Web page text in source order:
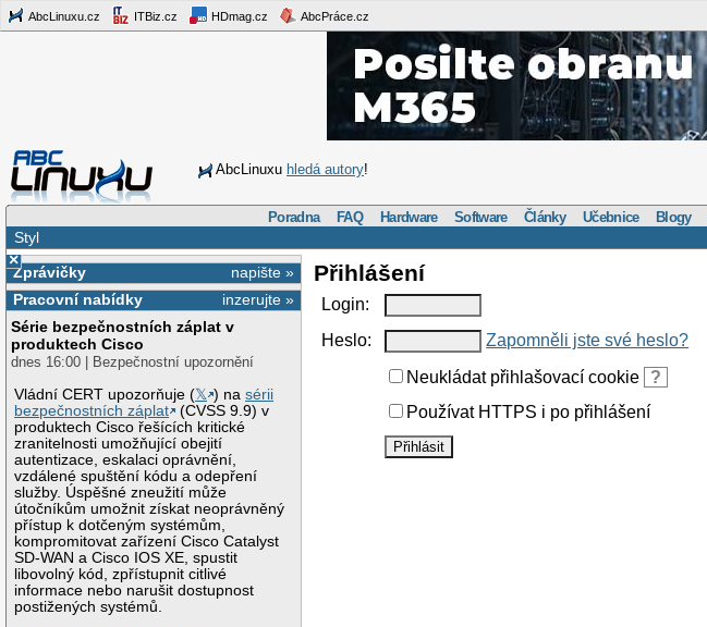
AbcLinuxu.cz ITBiz.cz HDmag.cz AbcPráce.cz
AbcLinuxu hledá autory!
Poradna FAQ Hardware Software Články Učebnice Blogy
Styl
×
napište »
Zprávičky
inzerujte »
Pracovní nabídky
Série bezpečnostních záplat v
produktech Cisco
dnes 16:00 | Bezpečnostní upozornění
Vládní CERT upozorňuje (𝕏 ) nasérii
bezpečnostních záplat
(CVSS 9.9) v
produktech Cisco řešících kritické
zranitelnosti umožňující obejití
autentizace, eskalaci oprávnění,
vzdálené spuštění kódu a odepření
služby. Úspěšné zneužití může
útočníkům umožnit získat neoprávněný
přístup k dotčeným systémům,
kompromitovat zařízení Cisco Catalyst
SD-WAN a Cisco IOS XE, spustit
libovolný kód, zpřístupnit citlivé
informace nebo narušit dostupnost
postižených systémů.
Přihlášení
Login:
Heslo:
Zapomněli jste své heslo?
Neukládat přihlašovací cookie
?
Používat HTTPS i po přihlášení